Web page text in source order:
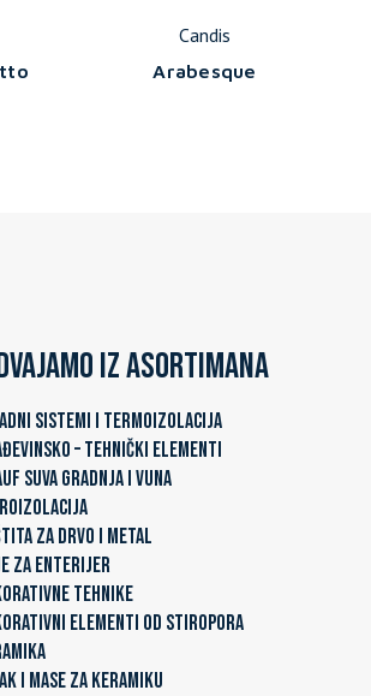
Candis
Arabesque
iz asortimana
SISTEMI I TERMOIZOLACIJA
– TEHNIČKI ELEMENTI
SUVA GRADNJA I VUNA
ZA DRVO I METAL
ZA ENTERIJER
TEHNIKE
ELEMENTI OD STIROPORA
I MASE ZA KERAMIKU